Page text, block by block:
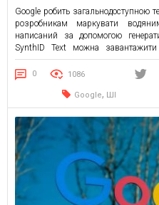
Google робить загальнодоступною
розробникам маркувати
написаний за допомогою
SynthID Text можна
Hugging Face та оновленого
Google. Ми відкриваємо вихідний
водяних знаків SynthID Text. Він
0 1086
Google, ШІ